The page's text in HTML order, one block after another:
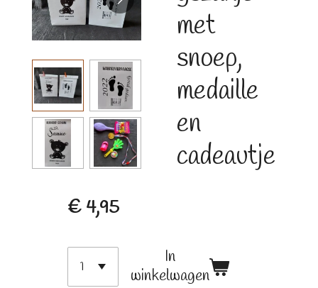
met
snoep,
medaille
en
cadeautje
€ 4,95
In
winkelwagen